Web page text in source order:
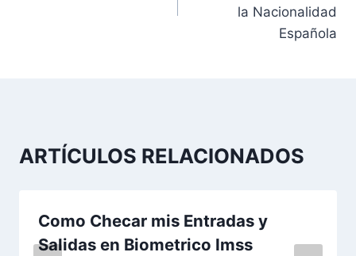
c
la Nacionalidad
Española
ARTÍCULOS RELACIONADOS
Como Checar mis Entradas y
Salidas en Biometrico Imss